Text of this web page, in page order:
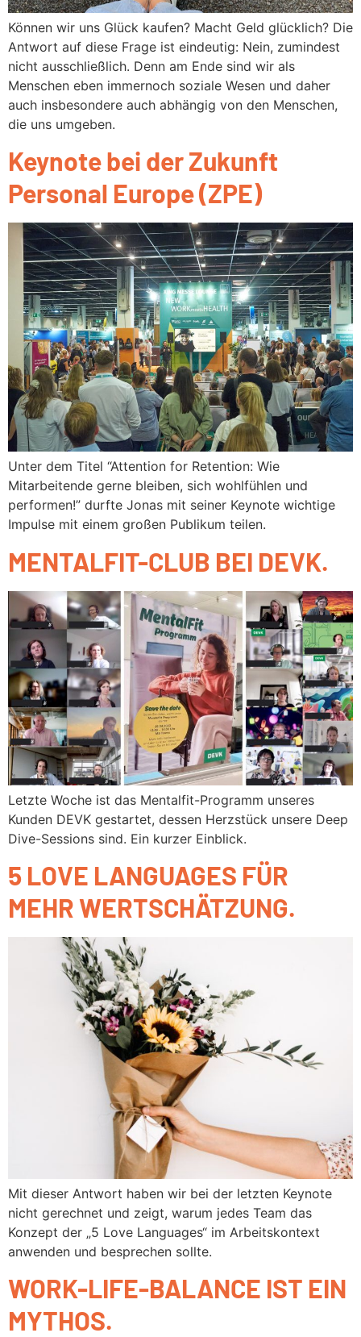
Können wir uns Glück kaufen? Macht Geld glücklich? Die
Antwort auf diese Frage ist eindeutig: Nein, zumindest
nicht ausschließlich. Denn am Ende sind wir als
Menschen eben immernoch soziale Wesen und daher
auch insbesondere auch abhängig von den Menschen,
die uns umgeben.
Keynote bei der Zukunft
Personal Europe (ZPE)
Unter dem Titel “Attention for Retention: Wie
Mitarbeitende gerne bleiben, sich wohlfühlen und
performen!” durfte Jonas mit seiner Keynote wichtige
Impulse mit einem großen Publikum teilen.
MENTALFIT-CLUB BEI DEVK.
Letzte Woche ist das Mentalfit-Programm unseres
Kunden DEVK gestartet, dessen Herzstück unsere Deep
Dive-Sessions sind. Ein kurzer Einblick.
5 LOVE LANGUAGES FÜR
MEHR WERTSCHÄTZUNG.
Mit dieser Antwort haben wir bei der letzten Keynote
nicht gerechnet und zeigt, warum jedes Team das
Konzept der „5 Love Languages“ im Arbeitskontext
anwenden und besprechen sollte.
WORK-LIFE-BALANCE IST EIN
MYTHOS.